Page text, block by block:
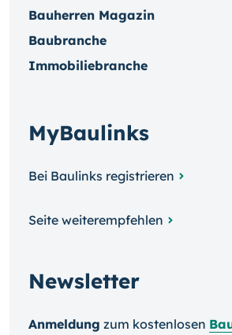
Bauherren Magazin
Baubranche
Immobiliebranche
MyBaulinks
Bei Baulinks registrieren
Seite weiterempfehlen
Newsletter
Anmeldung zum kosten­losen